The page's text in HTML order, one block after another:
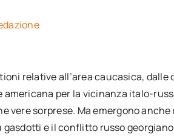
relative all’area caucasica,
americana per la vicinanza italo-
vere sorprese. Ma emergono
e il conflitto russo georgiano